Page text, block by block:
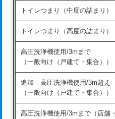
トイレつまり（中度の詰まり）
トイレつまり（高度の詰まり）
高圧洗浄機使用/3mまで
（一般向け（戸建て・集合））
追加 高圧洗浄機使用/3m超え
（一般向け（戸建て・集合））
高圧洗浄機使用/3mまで（店舗